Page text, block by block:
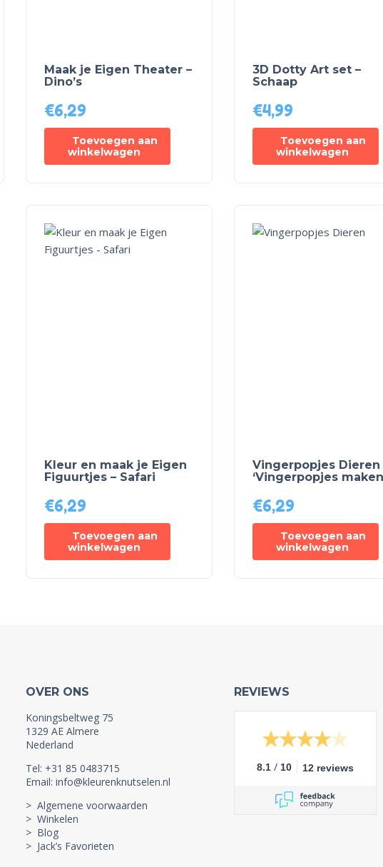
Maak je Eigen Theater –
Dino’s
€6,29
Toevoegen aan
winkelwagen
3D Dotty Art set –
Schaap
€4,99
Toevoegen aan
winkelwagen
Kleur en maak je Eigen
Figuurtjes – Safari
€6,29
Toevoegen aan
winkelwagen
Vingerpopjes Dieren
‘Vingerpopjes
€6,29
Toevoegen aan
winkelwagen
OVER ONS
Koningsbeltweg 75
1329 AE Almere
Nederland
Tel: +31 85 0483715
Email: info@kleurenknutselen.nl
> Algemene voorwaarden
> Winkelen
> Blog
> Jack’s Favorieten
REVIEWS
8.1 / 10 12 reviews